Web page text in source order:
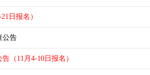
日报名）
公告
（11月4-10日报名）